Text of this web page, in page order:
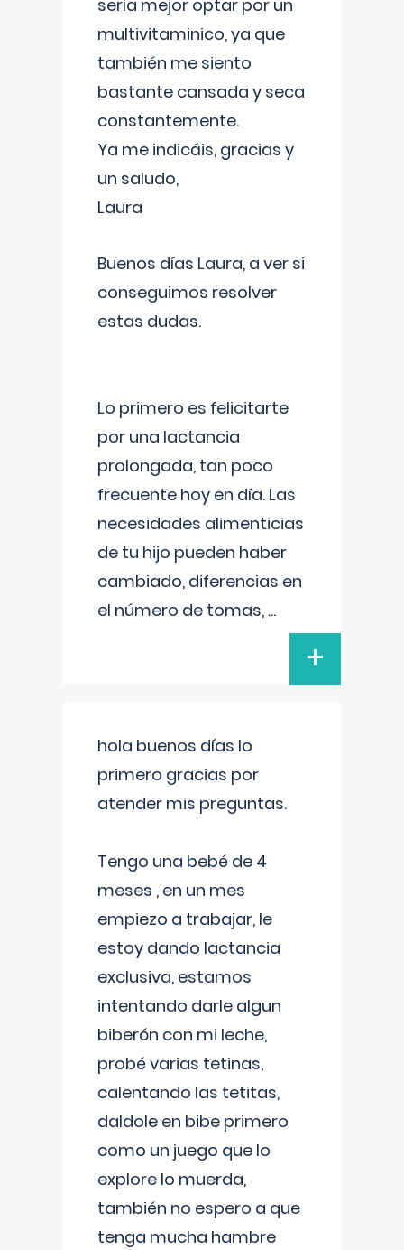
sería mejor optar por un
multivitaminico, ya que
también me siento
bastante cansada y seca
constantemente.
Ya me indicáis, gracias y
un saludo,
Laura
Buenos días Laura, a ver si
conseguimos resolver
estas dudas.
Lo primero es felicitarte
por una lactancia
prolongada, tan poco
frecuente hoy en día. Las
necesidades alimenticias
de tu hijo pueden haber
cambiado, diferencias en
el número de tomas, ...
+
hola buenos días lo
primero gracias por
atender mis preguntas.
Tengo una bebé de 4
meses , en un mes
empiezo a trabajar, le
estoy dando lactancia
exclusiva, estamos
intentando darle algun
biberón con mi leche,
probé varias tetinas,
calentando las tetitas,
daldole en bibe primero
como un juego que lo
explore lo muerda,
también no espero a que
tenga mucha hambre